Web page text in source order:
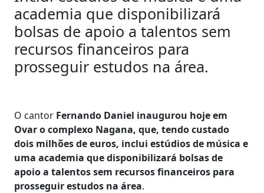
academia que disponibilizará
bolsas de apoio a talentos sem
recursos financeiros para
prosseguir estudos na área.
O cantor Fernando Daniel inaugurou hoje em
Ovar o complexo Nagana, que, tendo custado
dois milhões de euros, inclui estúdios de música e
uma academia que disponibilizará bolsas de
apoio a talentos sem recursos financeiros para
prosseguir estudos na área.